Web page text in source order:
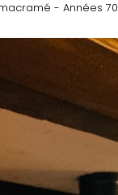
- Années 70